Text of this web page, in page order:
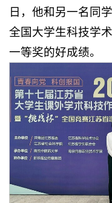
日，他和另一名同
全国大学生科技学
一等奖的好成绩。